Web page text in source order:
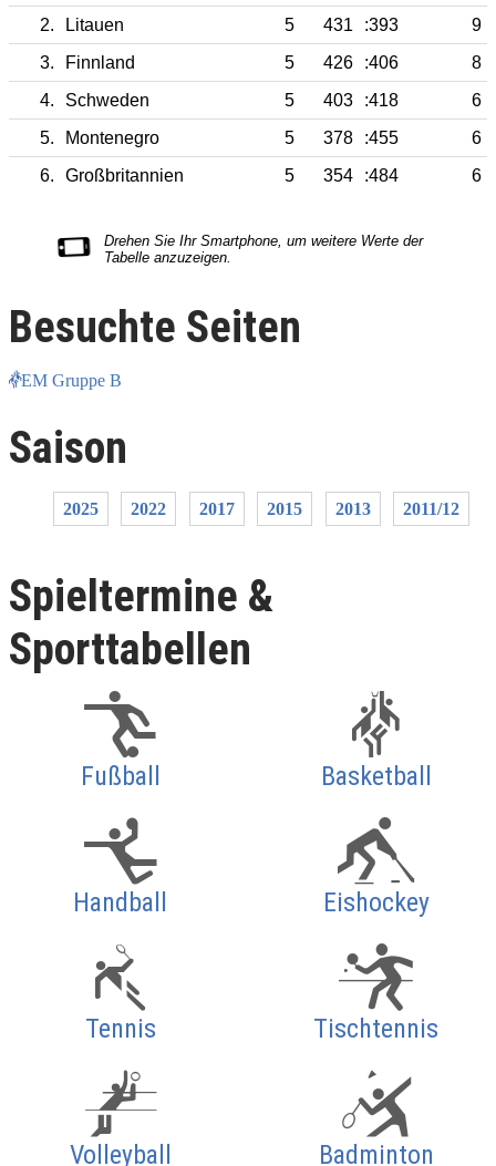
2.
Litauen 5 431 :393
9
3.
Finnland 5 426 :406
8
4.
Schweden 5 403 :418
6
5.
Montenegro 5 378 :455
6
6.
Großbritannien 5 354 :484 6
Besuchte Seiten
EM Gruppe B
Saison
2025 2022 2017 2015 2013 2011/12
Spieltermine &
Sporttabellen
Fußball Basketball
Handball Eishockey
Tennis Tischtennis
Volleyball Badminton